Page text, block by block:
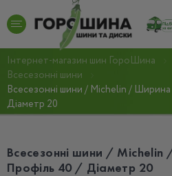
Інтернет-магазин шин ГороШина
Всесезонні шини
Всесезонні шини / Michelin /
Діаметр 20
Всесезонні шини /
Профіль 40 / Діаметр 20